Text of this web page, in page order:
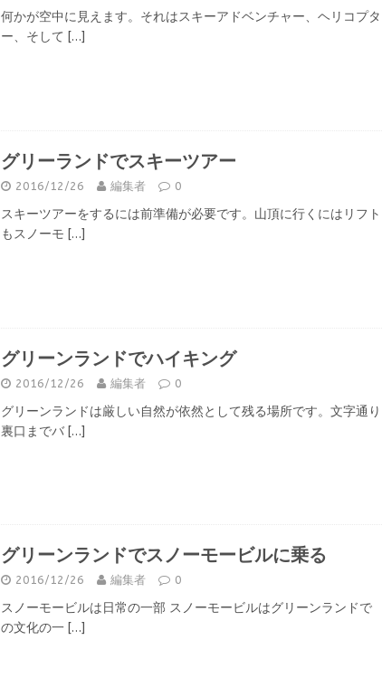
何かが空中に見えます。それはスキーアドベンチャー、ヘリコプタ
ー、そして […]
グリーランドでスキーツアー
2016/12/26 編集者 0
スキーツアーをするには前準備が必要です。山頂に行くにはリフト
もスノーモ […]
グリーンランドでハイキング
2016/12/26 編集者 0
グリーンランドは厳しい自然が依然として残る場所です。文字通り
裏口までバ […]
グリーンランドでスノーモービルに乗る
2016/12/26 編集者 0
スノーモービルは日常の一部 スノーモービルはグリーンランドで
の文化の一 […]